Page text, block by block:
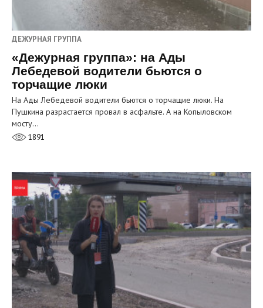
ДЕЖУРНАЯ ГРУППА
«Дежурная группа»: на Ады
Лебедевой водители бьются о
торчащие люки
На Ады Лебедевой водители бьются о торчащие люки. На
Пушкина разрастается провал в асфальте. А на Копыловском
мосту…
1891